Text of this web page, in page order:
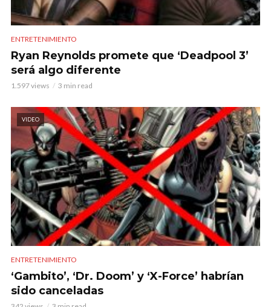
ENTRETENIMIENTO
Ryan Reynolds promete que ‘Deadpool 3’
será algo diferente
1.597 views 3 min read
VIDEO
ENTRETENIMIENTO
‘Gambito’, ‘Dr. Doom’ y ‘X-Force’ habrían
sido canceladas